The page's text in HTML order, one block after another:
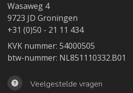
Wasaweg 4
9723 JD Groningen
+31 (0)50 - 21 11 434
KVK nummer: 54000505
btw-nummer: NL851110332.B01
Veelgestelde vragen